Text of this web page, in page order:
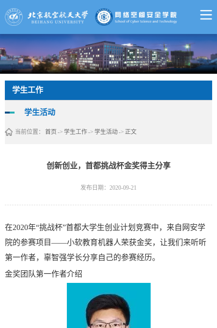
学生工作
学生活动
当前位置： 首页 -> 学生工作-> 学生活动-> 正文
创新创业，首都挑战杯金奖得主分享
发布日期：2020-09-21
在2020年“挑战杯”首都大学生创业计划竞赛中，来自网安学
院的参赛项目——小软教育机器人荣获金奖，让我们来听听
第一作者，辜智强学长分享自己的参赛经历。
金奖团队第一作者介绍